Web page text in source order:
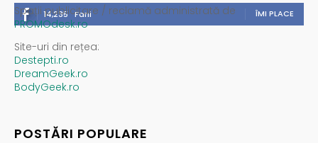
14,235 Fani ÎMI PLACE
Spații publicitare / reclamă administrată de
PROMOdesk.ro
Site-uri din rețea:
Destepti.ro
DreamGeek.ro
BodyGeek.ro
POSTĂRI POPULARE